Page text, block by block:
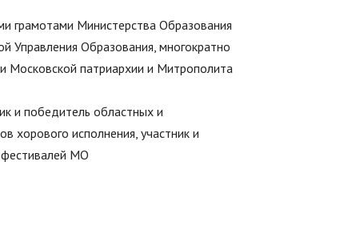
грамотами Министерства Образования
Управления Образования, многократно
Московской патриархии и Митрополита
и победитель областных и
хорового исполнения, участник и
фестивалей МО